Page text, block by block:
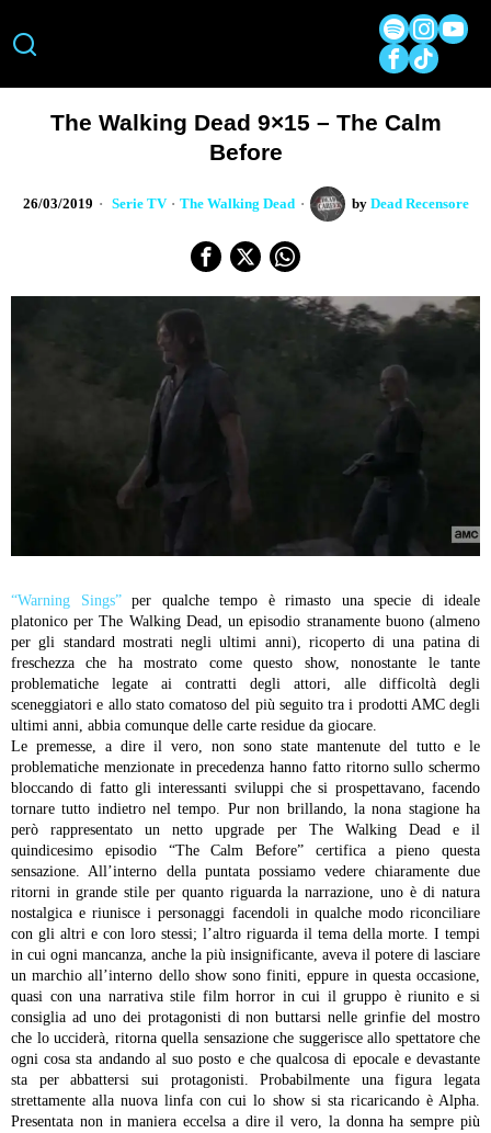
The Walking Dead 9×15 – The Calm
Before
26/03/2019 Serie TV · The Walking Dead by Dead Recensore
“Warning Sings”per qualche tempo è rimasto una specie di ideale
platonico per The Walking Dead, un episodio stranamente buono (almeno
per gli standard mostrati negli ultimi anni), ricoperto di una patina di
freschezza che ha mostrato come questo show, nonostante le tante
problematiche legate ai contratti degli attori, alle difficoltà degli
sceneggiatori e allo stato comatoso del più seguito tra i prodotti AMC degli
ultimi anni, abbia comunque delle carte residue da giocare.
Le premesse, a dire il vero, non sono state mantenute del tutto e le
problematiche menzionate in precedenza hanno fatto ritorno sullo schermo
bloccando di fatto gli interessanti sviluppi che si prospettavano, facendo
tornare tutto indietro nel tempo. Pur non brillando, la nona stagione ha
però rappresentato un netto upgrade per The Walking Dead e il
quindicesimo episodio “The Calm Before” certifica a pieno questa
sensazione. All’interno della puntata possiamo vedere chiaramente due
ritorni in grande stile per quanto riguarda la narrazione, uno è di natura
nostalgica e riunisce i personaggi facendoli in qualche modo riconciliare
con gli altri e con loro stessi; l’altro riguarda il tema della morte. I tempi
in cui ogni mancanza, anche la più insignificante, aveva il potere di lasciare
un marchio all’interno dello show sono finiti, eppure in questa occasione,
quasi con una narrativa stile film horror in cui il gruppo è riunito e si
consiglia ad uno dei protagonisti di non buttarsi nelle grinfie del mostro
che lo ucciderà, ritorna quella sensazione che suggerisce allo spettatore che
ogni cosa sta andando al suo posto e che qualcosa di epocale e devastante
sta per abbattersi sui protagonisti. Probabilmente una figura legata
strettamente alla nuova linfa con cui lo show si sta ricaricando è Alpha.
Presentata non in maniera eccelsa a dire il vero, la donna ha sempre più